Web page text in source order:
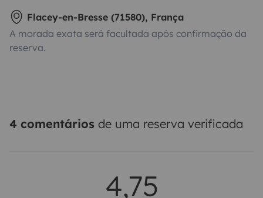
Flacey-en-Bresse (71580), França
A morada exata será facultada após confirmação da
reserva.
4 comentários de uma reserva verificada
4,75